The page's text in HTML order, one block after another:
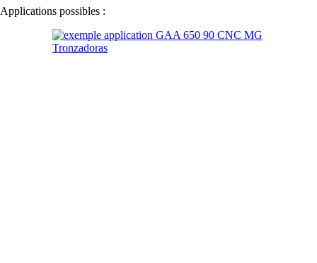
Applications possibles :